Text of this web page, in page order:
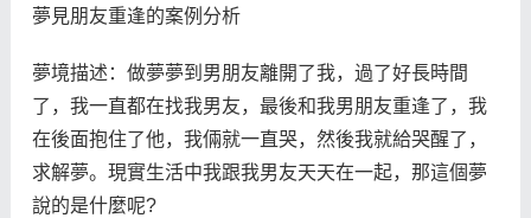
夢見朋友重逢的案例分析
夢境描述：做夢夢到男朋友離開了我，過了好長時間
了，我一直都在找我男友，最後和我男朋友重逢了，我
在後面抱住了他，我倆就一直哭，然後我就給哭醒了，
求解夢。現實生活中我跟我男友天天在一起，那這個夢
說的是什麼呢?